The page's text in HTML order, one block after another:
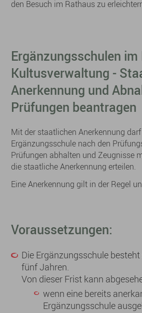
den Besuch im Rathaus zu
Ergänzungsschulen im
Kultusverwaltung -
Anerkennung und
Prüfungen beantragen
Mit der staatlichen Anerkennung
Ergänzungsschule nach den
Prüfungen abhalten und Zeugnisse
die staatliche Anerkennung erteilen.
Eine Anerkennung gilt in der Regel
Voraussetzungen:
Die Ergänzungsschule
fünf Jahren.
Von dieser Frist kann
wenn eine bereits
Ergänzungsschule